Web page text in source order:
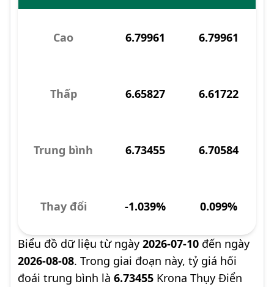
Cao 6.79961 6.79961
Thấp 6.65827 6.61722
Trung bình 6.73455 6.70584
Thay đổi -1.039% 0.099%
Biểu đồ dữ liệu từ ngày 2026-07-10 đến ngày
2026-08-08. Trong giai đoạn này, tỷ giá hối
đoái trung bình là 6.73455 Krona Thụy Điển